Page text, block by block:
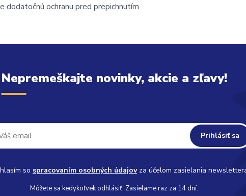
dodatočnú ochranu pred prepichnutím
Nepremeškajte novinky, akcie a zľavy!
Prihlásiť sa
so spracovaním osobných údajovza účelom zasielania
Môžete sa kedykoľvek odhlásiť. Zasielame raz za 14 dní.